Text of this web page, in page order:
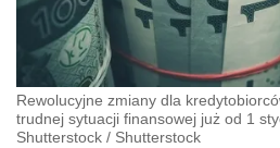
Rewolucyjne zmiany dla
trudnej sytuacji finansowej już od 1
Shutterstock / Shutterstock